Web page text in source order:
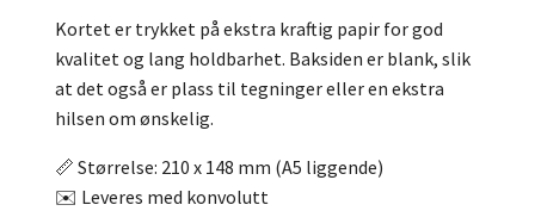
Kortet er trykket på ekstra kraftig papir for god
kvalitet og lang holdbarhet. Baksiden er blank, slik
at det også er plass til tegninger eller en ekstra
hilsen om ønskelig.
📏 Størrelse: 210 x 148 mm (A5 liggende)
✉️ Leveres med konvolutt